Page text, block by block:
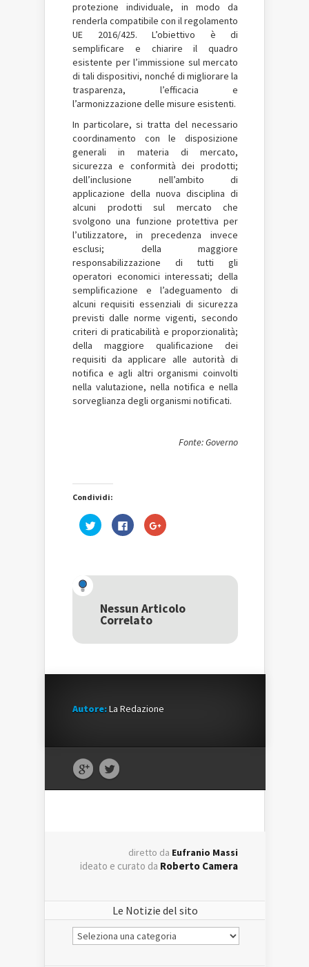
protezione individuale, in modo da
renderla compatibile con il regolamento
UE 2016/425. L’obiettivo è di
semplificare e chiarire il quadro
esistente per l’immissione sul mercato
di tali dispositivi, nonché di migliorare la
trasparenza, l’efficacia e
l’armonizzazione delle misure esistenti.
In particolare, si tratta del necessario
coordinamento con le disposizione
generali in materia di mercato,
sicurezza e conformità dei prodotti;
dell’inclusione nell’ambito di
applicazione della nuova disciplina di
alcuni prodotti sul mercato che
svolgono una funzione protettiva per
l’utilizzatore, in precedenza invece
esclusi; della maggiore
responsabilizzazione di tutti gli
operatori economici interessati; della
semplificazione e l’adeguamento di
alcuni requisiti essenziali di sicurezza
previsti dalle norme vigenti, secondo
criteri di praticabilità e proporzionalità;
della maggiore qualificazione dei
requisiti da applicare alle autorità di
notifica e agli altri organismi coinvolti
nella valutazione, nella notifica e nella
sorveglianza degli organismi notificati.
Fonte: Governo
Condividi:
Fai
clic
una
nuova
finestra)
Fai
clic
nuova
finestra)
Fai
clic
una
nuova
Nessun Articolo
Correlato
Autore:La Redazione
diretto da Eufranio Massi
ideato e curato da Roberto Camera
Le Notizie del sito
Le
Notizie